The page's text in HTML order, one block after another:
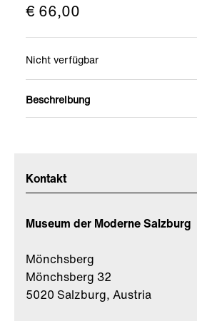
€ 66,00
Nicht verfügbar
Beschreibung
Kontakt
Museum der Moderne Salzburg
Mönchsberg
Mönchsberg 32
5020 Salzburg, Austria